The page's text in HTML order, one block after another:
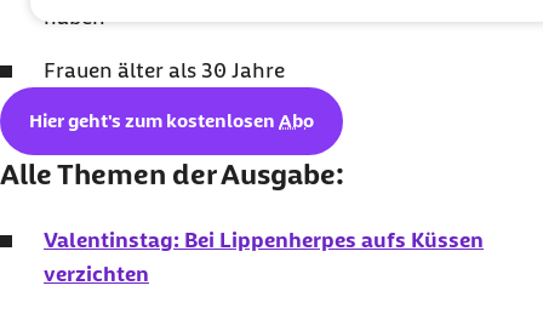
haben
Frauen älter als 30 Jahre
Hier geht's zum kostenlosen Abo
Alle Themen der Ausgabe:
Valentinstag: Bei Lippenherpes aufs Küssen
verzichten